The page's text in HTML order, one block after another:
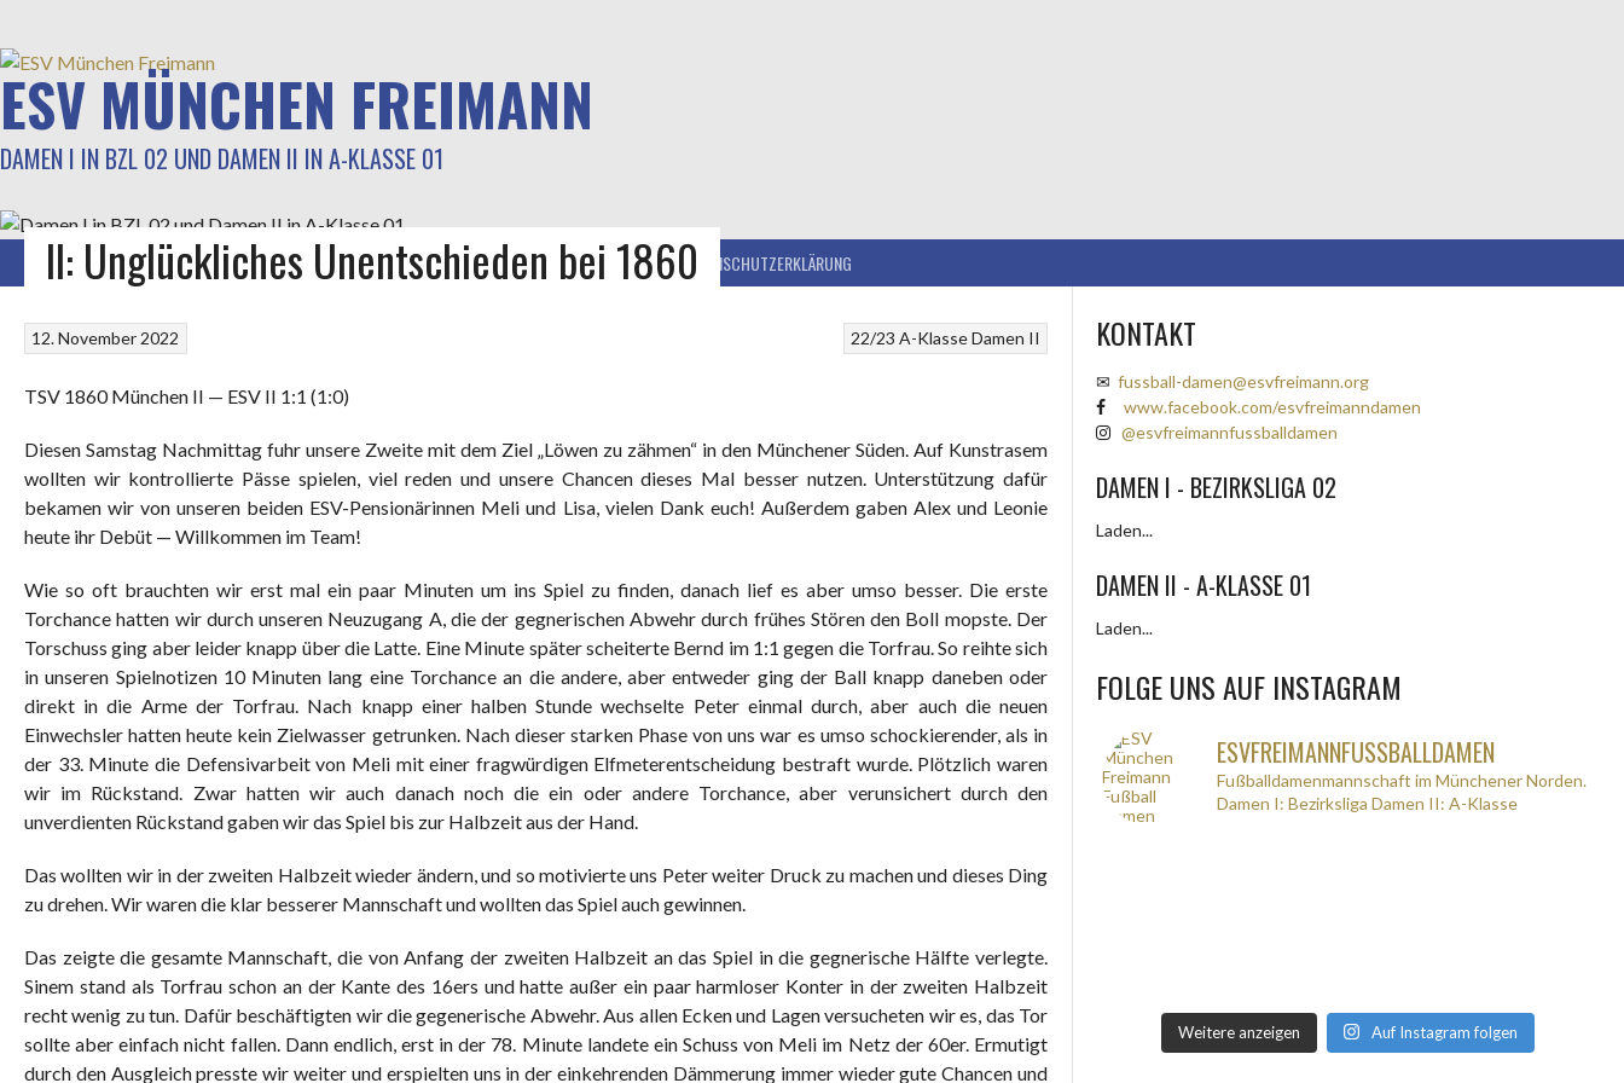
Inhalt
ESV MÜNCHEN FREIMANN
DAMEN I IN BZL 02 UND DAMEN II IN A-KLASSE 01
STARTSEITE GALERIE TRAINING SPIELBERICHTE KADER LIGABETRIEB IMPRESSUM DATENSCHUTZERKLÄRUNG
II: Unglückliches Unentschieden bei 1860
22/23 A-KlasseDamen II
12. November 2022
TSV 1860 München II — ESV II 1:1 (1:0)
Diesen Samstag Nachmittag fuhr unsere Zweite mit dem Ziel „Löwen zu zähmen“ in den Münchener Süden. Auf Kunstrasem
wollten wir kontrollierte Pässe spielen, viel reden und unsere Chancen dieses Mal besser nutzen. Unterstützung dafür
bekamen wir von unseren beiden ESV-Pensionärinnen Meli und Lisa, vielen Dank euch! Außerdem gaben Alex und Leonie
heute ihr Debüt — Willkommen im Team!
Wie so oft brauchten wir erst mal ein paar Minuten um ins Spiel zu finden, danach lief es aber umso besser. Die erste
Torchance hatten wir durch unseren Neuzugang A, die der gegnerischen Abwehr durch frühes Stören den Boll mopste. Der
Torschuss ging aber leider knapp über die Latte. Eine Minute später scheiterte Bernd im 1:1 gegen die Torfrau. So reihte sich
in unseren Spielnotizen 10 Minuten lang eine Torchance an die andere, aber entweder ging der Ball knapp daneben oder
direkt in die Arme der Torfrau. Nach knapp einer halben Stunde wechselte Peter einmal durch, aber auch die neuen
Einwechsler hatten heute kein Zielwasser getrunken. Nach dieser starken Phase von uns war es umso schockierender, als in
der 33. Minute die Defensivarbeit von Meli mit einer fragwürdigen Elfmeterentscheidung bestraft wurde. Plötzlich waren
wir im Rückstand. Zwar hatten wir auch danach noch die ein oder andere Torchance, aber verunsichert durch den
unverdienten Rückstand gaben wir das Spiel bis zur Halbzeit aus der Hand.
Das wollten wir in der zweiten Halbzeit wieder ändern, und so motivierte uns Peter weiter Druck zu machen und dieses Ding
zu drehen. Wir waren die klar besserer Mannschaft und wollten das Spiel auch gewinnen.
Das zeigte die gesamte Mannschaft, die von Anfang der zweiten Halbzeit an das Spiel in die gegnerische Hälfte verlegte.
Sinem stand als Torfrau schon an der Kante des 16ers und hatte außer ein paar harmloser Konter in der zweiten Halbzeit
recht wenig zu tun. Dafür beschäftigten wir die gegenerische Abwehr. Aus allen Ecken und Lagen versucheten wir es, das Tor
sollte aber einfach nicht fallen. Dann endlich, erst in der 78. Minute landete ein Schuss von Meli im Netz der 60er. Ermutigt
durch den Ausgleich presste wir weiter und erspielten uns in der einkehrenden Dämmerung immer wieder gute Chancen und
KONTAKT
✉fussball-damen@esvfreimann.org
www.facebook.com/esvfreimanndamen
@esvfreimannfussballdamen
DAMEN I - BEZIRKSLIGA 02
Laden...
DAMEN II - A-KLASSE 01
Laden...
FOLGE UNS AUF INSTAGRAM
ESVFREIMANNFUSSBALLDAMEN
Fußballdamenmannschaft im Münchener Norden.
Damen I: Bezirksliga Damen II: A-Klasse
Weitere anzeigen Auf Instagram folgen